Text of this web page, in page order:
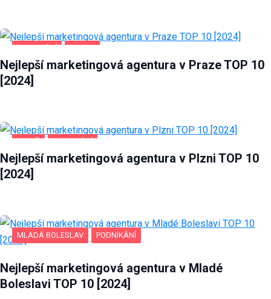
Nejlepší marketingová agentura v Praze TOP 10
[2024]
Nejlepší marketingová agentura v Plzni TOP 10
[2024]
MLADÁ BOLESLAV PODNIKÁNÍ
Nejlepší marketingová agentura v Mladé
Boleslavi TOP 10 [2024]